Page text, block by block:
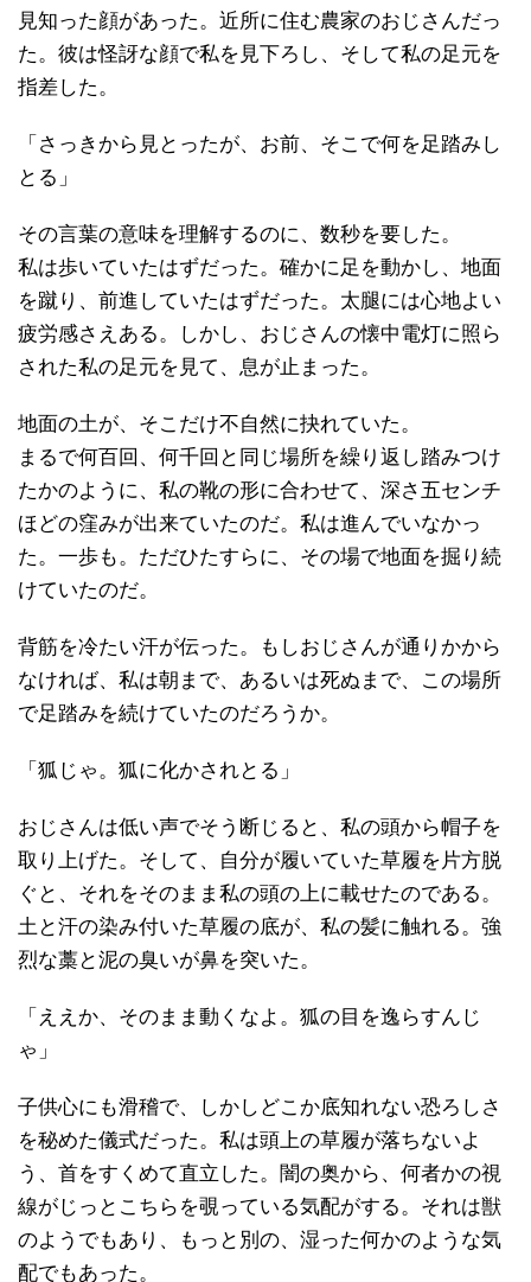
見知った顔があった。近所に住む農家のおじさんだっ
た。彼は怪訝な顔で私を見下ろし、そして私の足元を
指差した。
「さっきから見とったが、お前、そこで何を足踏みし
とる」
その言葉の意味を理解するのに、数秒を要した。
私は歩いていたはずだった。確かに足を動かし、地面
を蹴り、前進していたはずだった。太腿には心地よい
疲労感さえある。しかし、おじさんの懐中電灯に照ら
された私の足元を見て、息が止まった。
地面の土が、そこだけ不自然に抉れていた。
まるで何百回、何千回と同じ場所を繰り返し踏みつけ
たかのように、私の靴の形に合わせて、深さ五センチ
ほどの窪みが出来ていたのだ。私は進んでいなかっ
た。一歩も。ただひたすらに、その場で地面を掘り続
けていたのだ。
背筋を冷たい汗が伝った。もしおじさんが通りかから
なければ、私は朝まで、あるいは死ぬまで、この場所
で足踏みを続けていたのだろうか。
「狐じゃ。狐に化かされとる」
おじさんは低い声でそう断じると、私の頭から帽子を
取り上げた。そして、自分が履いていた草履を片方脱
ぐと、それをそのまま私の頭の上に載せたのである。
土と汗の染み付いた草履の底が、私の髪に触れる。強
烈な藁と泥の臭いが鼻を突いた。
「ええか、そのまま動くなよ。狐の目を逸らすんじ
ゃ」
子供心にも滑稽で、しかしどこか底知れない恐ろしさ
を秘めた儀式だった。私は頭上の草履が落ちないよ
う、首をすくめて直立した。闇の奥から、何者かの視
線がじっとこちらを覗っている気配がする。それは獣
のようでもあり、もっと別の、湿った何かのような気
配でもあった。